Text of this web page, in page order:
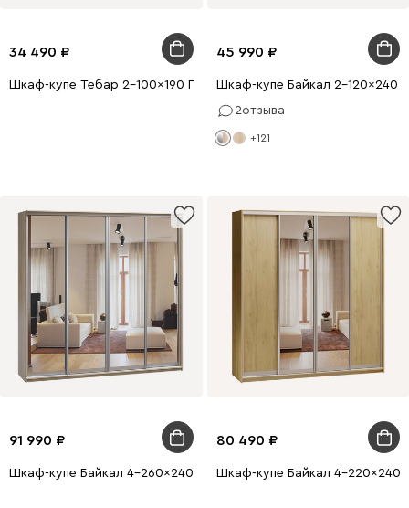
34 490
Шкаф-купе Тебар 2-100x190 Графитовый 1 зеркало
45 990
Шкаф-купе Байкал 2-120x240
2отзыва
+121
91 990
Шкаф-купе Байкал 4-260x240 Дуб Сонома 4 зеркала
80 490
Шкаф-купе Байкал 4-220x240